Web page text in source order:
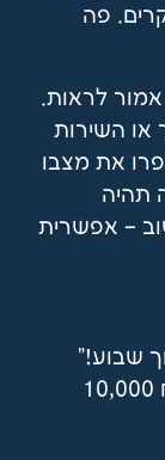
פה
לראות.
או השירות
את מצבו
תהיה
– אפשרית
שבוע!"
"בואו ללמוד איך אפשר להרוויח 10,000